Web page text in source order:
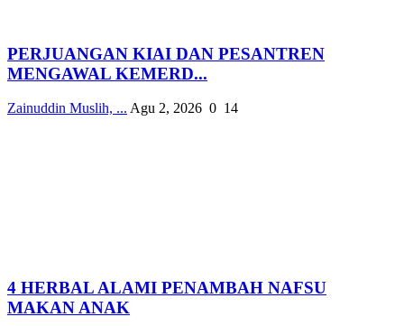
PERJUANGAN KIAI DAN PESANTREN
MENGAWAL KEMERD...
Zainuddin Muslih, ... Agu 2, 2026 0 14
4 HERBAL ALAMI PENAMBAH NAFSU
MAKAN ANAK